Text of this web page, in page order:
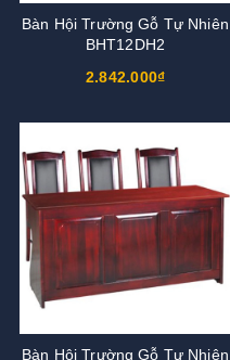
Bàn Hội Trường Gỗ Tự Nhiên
BHT12DH2
2.842.000₫
Bàn Hội Trường Gỗ Tự Nhiên